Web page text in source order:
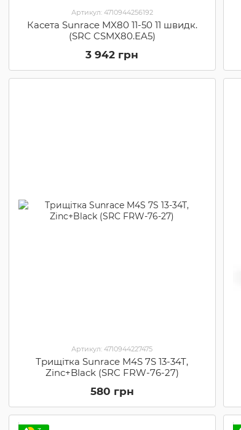
Артикул: 4710944256192
Касета Sunrace MX80 11-50 11 швидк.
(SRC CSMX80.EA5)
3 942 грн
Артикул: 4710944227475
Трищітка Sunrace M4S 7S 13-34T,
Zinc+Black (SRC FRW-76-27)
580 грн